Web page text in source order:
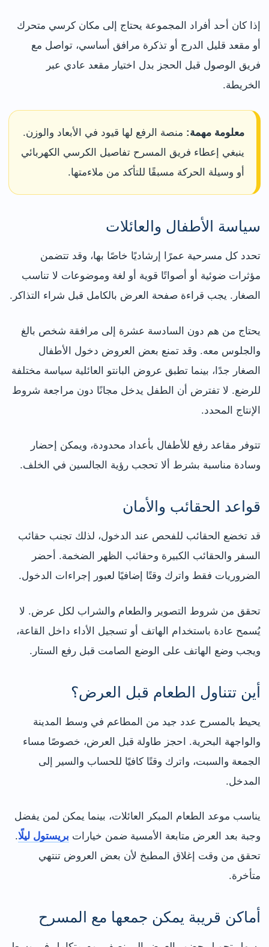
إذا كان أحد أفراد المجموعة يحتاج إلى مكان كرسي متحرك
أو مقعد قليل الدرج أو تذكرة مرافق أساسي، تواصل مع
فريق الوصول قبل الحجز بدل اختيار مقعد عادي عبر
الخريطة.
معلومة مهمة: منصة الرفع لها قيود في الأبعاد والوزن.
ينبغي إعطاء فريق المسرح تفاصيل الكرسي الكهربائي
أو وسيلة الحركة مسبقًا للتأكد من ملاءمتها.
سياسة الأطفال والعائلات
تحدد كل مسرحية عمرًا إرشاديًا خاصًا بها، وقد تتضمن
مؤثرات ضوئية أو أصواتًا قوية أو لغة وموضوعات لا تناسب
الصغار. يجب قراءة صفحة العرض بالكامل قبل شراء التذاكر.
يحتاج من هم دون السادسة عشرة إلى مرافقة شخص بالغ
والجلوس معه. وقد تمنع بعض العروض دخول الأطفال
الصغار جدًا، بينما تطبق عروض البانتو العائلية سياسة مختلفة
للرضع. لا تفترض أن الطفل يدخل مجانًا دون مراجعة شروط
الإنتاج المحدد.
تتوفر مقاعد رفع للأطفال بأعداد محدودة، ويمكن إحضار
وسادة مناسبة بشرط ألا تحجب رؤية الجالسين في الخلف.
قواعد الحقائب والأمان
قد تخضع الحقائب للفحص عند الدخول، لذلك تجنب حقائب
السفر والحقائب الكبيرة وحقائب الظهر الضخمة. أحضر
الضروريات فقط واترك وقتًا إضافيًا لعبور إجراءات الدخول.
تحقق من شروط التصوير والطعام والشراب لكل عرض. لا
يُسمح عادة باستخدام الهاتف أو تسجيل الأداء داخل القاعة،
ويجب وضع الهاتف على الوضع الصامت قبل رفع الستار.
أين تتناول الطعام قبل العرض؟
يحيط بالمسرح عدد جيد من المطاعم في وسط المدينة
والواجهة البحرية. احجز طاولة قبل العرض، خصوصًا مساء
الجمعة والسبت، واترك وقتًا كافيًا للحساب والسير إلى
المدخل.
يناسب موعد الطعام المبكر العائلات، بينما يمكن لمن يفضل
وجبة بعد العرض متابعة الأمسية ضمن خيارات بريستول ليلًا.
تحقق من وقت إغلاق المطبخ لأن بعض العروض تنتهي
متأخرة.
أماكن قريبة يمكن جمعها مع المسرح